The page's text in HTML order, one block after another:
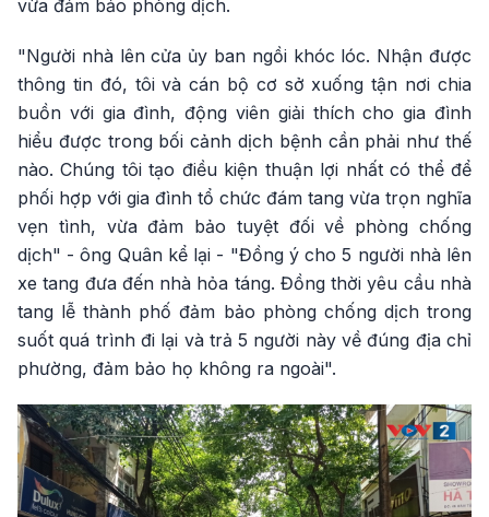
vừa đảm bảo phòng dịch.
"Người nhà lên cửa ủy ban ngồi khóc lóc. Nhận được
thông tin đó, tôi và cán bộ cơ sở xuống tận nơi chia
buồn với gia đình, động viên giải thích cho gia đình
hiểu được trong bối cảnh dịch bệnh cần phải như thế
nào. Chúng tôi tạo điều kiện thuận lợi nhất có thể để
phối hợp với gia đình tổ chức đám tang vừa trọn nghĩa
vẹn tình, vừa đảm bảo tuyệt đối về phòng chống
dịch" - ông Quân kể lại - "Đồng ý cho 5 người nhà lên
xe tang đưa đến nhà hỏa táng. Đồng thời yêu cầu nhà
tang lễ thành phố đảm bảo phòng chống dịch trong
suốt quá trình đi lại và trả 5 người này về đúng địa chỉ
phường, đảm bảo họ không ra ngoài".